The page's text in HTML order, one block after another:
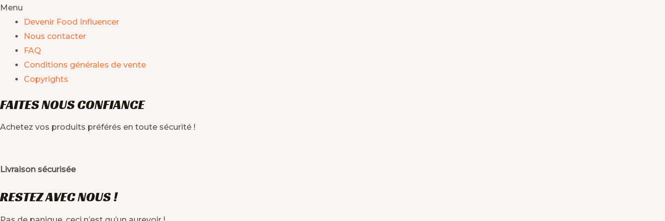
Menu
Devenir Food Influencer
Nous contacter
FAQ
Conditions générales de vente
Copyrights
FAITES NOUS CONFIANCE
Achetez vos produits préférés en toute sécurité !
Livraison sécurisée
RESTEZ AVEC NOUS !